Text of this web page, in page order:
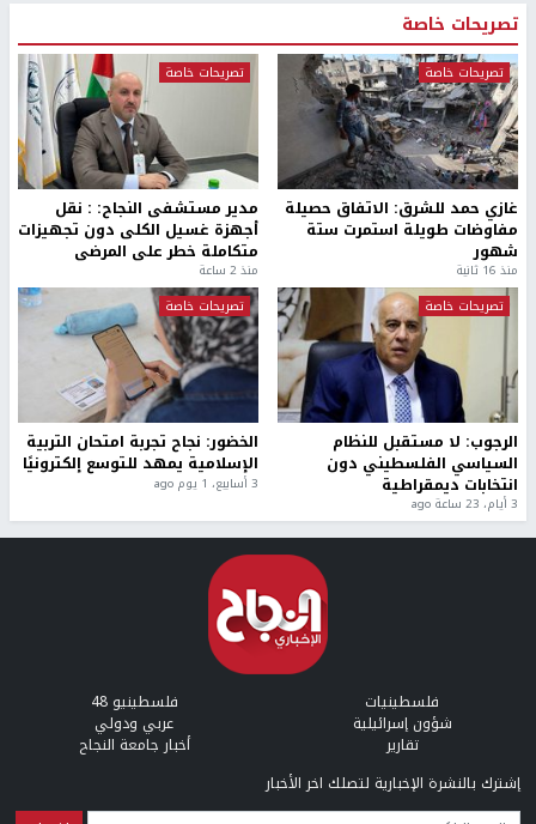
تصريحات خاصة
تصريحات خاصة
غازي حمد للشرق: الاتفاق حصيلة
مفاوضات طويلة استمرت ستة
شهور
منذ 16 ثانية
تصريحات خاصة
مدير مستشفى النجاح: : نقل
أجهزة غسيل الكلى دون تجهيزات
متكاملة خطر على المرضى
منذ 2 ساعة
تصريحات خاصة
الرجوب: لا مستقبل للنظام
السياسي الفلسطيني دون
انتخابات ديمقراطية
3 أيام، 23 ساعة ago
تصريحات خاصة
الخضور: نجاح تجربة امتحان التربية
الإسلامية يمهد للتوسع إلكترونيًا
3 أسابيع، 1 يوم ago
فلسطينيات فلسطينيو 48
شؤون إسرائيلية عربي ودولي
تقارير
أخبار جامعة النجاح
إشترك بالنشرة الإخبارية لتصلك اخر الأخبار